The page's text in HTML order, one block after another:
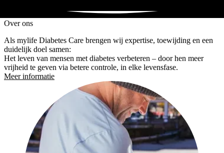
Over ons
Als mylife Diabetes Care brengen wij expertise, toewijding en een
duidelijk doel samen:
Het leven van mensen met diabetes verbeteren – door hen meer
vrijheid te geven via betere controle, in elke levensfase.
Meer informatie